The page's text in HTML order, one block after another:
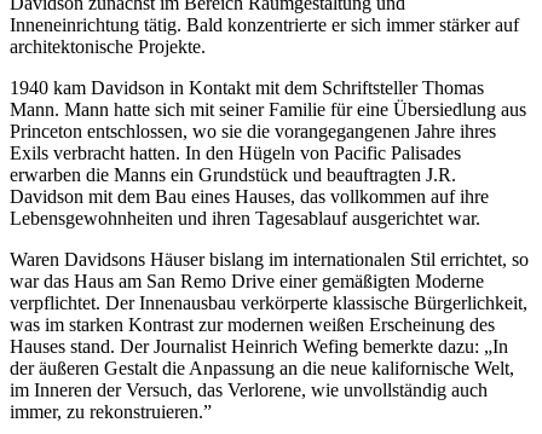
Inneneinrichtung tätig. Bald konzentrierte er sich immer stärker auf
architektonische Projekte.
1940 kam Davidson in Kontakt mit dem Schriftsteller Thomas
Mann. Mann hatte sich mit seiner Familie für eine Übersiedlung aus
Princeton entschlossen, wo sie die vorangegangenen Jahre ihres
Exils verbracht hatten. In den Hügeln von Pacific Palisades
erwarben die Manns ein Grundstück und beauftragten J.R.
Davidson mit dem Bau eines Hauses, das vollkommen auf ihre
Lebensgewohnheiten und ihren Tagesablauf ausgerichtet war.
Waren Davidsons Häuser bislang im internationalen Stil errichtet, so
war das Haus am San Remo Drive einer gemäßigten Moderne
verpflichtet. Der Innenausbau verkörperte klassische Bürgerlichkeit,
was im starken Kontrast zur modernen weißen Erscheinung des
Hauses stand. Der Journalist Heinrich Wefing bemerkte dazu: „In
der äußeren Gestalt die Anpassung an die neue kalifornische Welt,
im Inneren der Versuch, das Verlorene, wie unvollständig auch
immer, zu rekonstruieren.”